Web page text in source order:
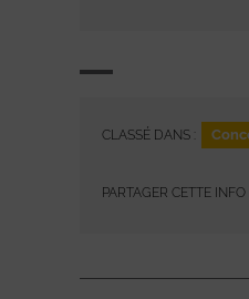
CLASSÉ DANS :
PARTAGER CETTE INFO :